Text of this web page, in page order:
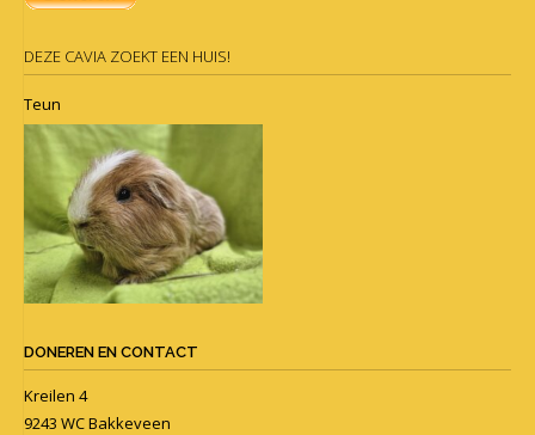
DEZE CAVIA ZOEKT EEN HUIS!
Teun
DONEREN EN CONTACT
Kreilen 4
9243 WC Bakkeveen